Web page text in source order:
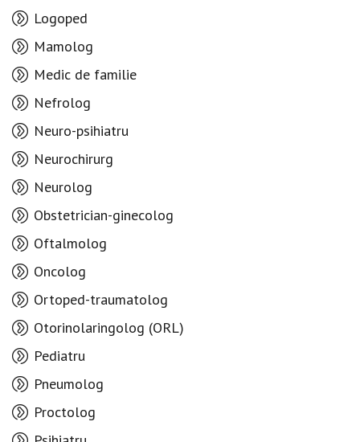
Logoped
Mamolog
Medic de familie
Nefrolog
Neuro-psihiatru
Neurochirurg
Neurolog
Obstetrician-ginecolog
Oftalmolog
Oncolog
Ortoped-traumatolog
Otorinolaringolog (ORL)
Pediatru
Pneumolog
Proctolog